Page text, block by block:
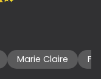
Marie Claire